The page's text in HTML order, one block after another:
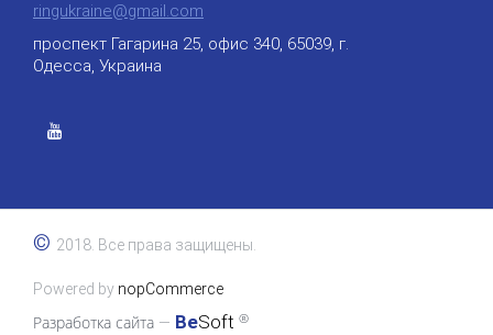
ringukraine@gmail.com
проспект Гагарина 25, офис 340, 65039, г.
Одесса, Украина
© 2018. Все права защищены.
Powered by nopCommerce
Разработка сайта — BeSoft ®